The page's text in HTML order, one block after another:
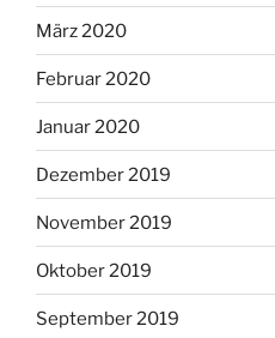
März 2020
Februar 2020
Januar 2020
Dezember 2019
November 2019
Oktober 2019
September 2019